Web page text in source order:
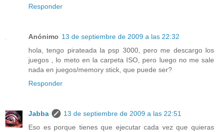
Responder
Anónimo 13 de septiembre de 2009 a las 22:32
hola, tengo pirateada la psp 3000, pero me descargo los
juegos , lo meto en la carpeta ISO, pero luego no me sale
nada en juegos/memory stick, que puede ser?
Responder
Jabba
13 de septiembre de 2009 a las 22:51
Eso es porque tienes que ejecutar cada vez que quieras